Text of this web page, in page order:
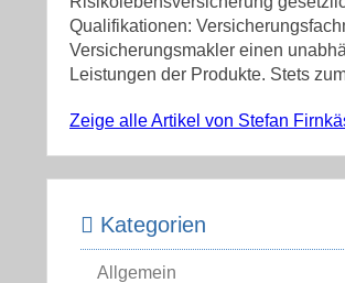
Qualifikationen:
Versicherungsmakler einen
Leistungen der Produkte. Stets
Zeige alle Artikel von Stefan
Kategorien
Allgemein